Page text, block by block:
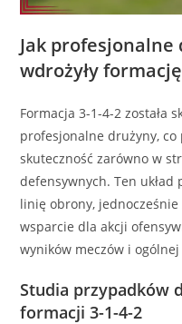
Jak
wdrożyły formację
Formacja 3-1-4-2 została
profesjonalne drużyny,
skuteczność zarówno w
defensywnych. Ten
linię obrony,
wsparcie dla akcji
wyników meczów i
Studia przypadków
formacji 3-1-4-2